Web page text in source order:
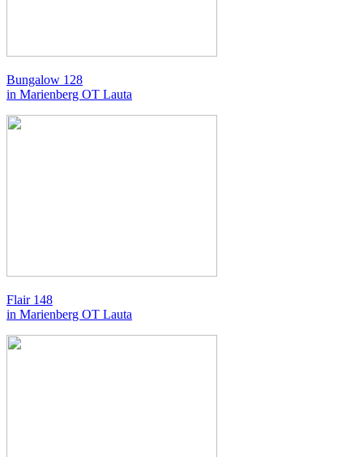
Bungalow 128
in Marienberg OT Lauta
Flair 148
in Marienberg OT Lauta